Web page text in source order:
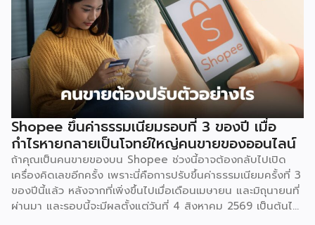
Shopee ขึ้นค่าธรรมเนียมรอบที่ 3 ของปี เมื่อ
กำไรหายกลายเป็นโจทย์ใหญ่คนขายของออนไลน์
ถ้าคุณเป็นคนขายของบน Shopee ช่วงนี้อาจต้องกลับไปเปิด
เครื่องคิดเลขอีกครั้ง เพราะนี่คือการปรับขึ้นค่าธรรมเนียมครั้งที่ 3
ของปีนี้แล้ว หลังจากที่เพิ่งขึ้นไปเมื่อเดือนเมษายน และมิถุนายนที่
ผ่านมา และรอบนี้จะมีผลตั้งแต่วันที่ 4 สิงหาคม 2569 เป็นต้นไป